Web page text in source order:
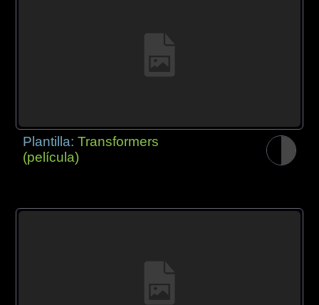
Plantilla:Transformers
(película)